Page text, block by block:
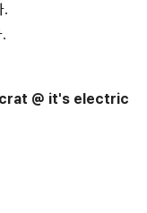
.
@ it's electric